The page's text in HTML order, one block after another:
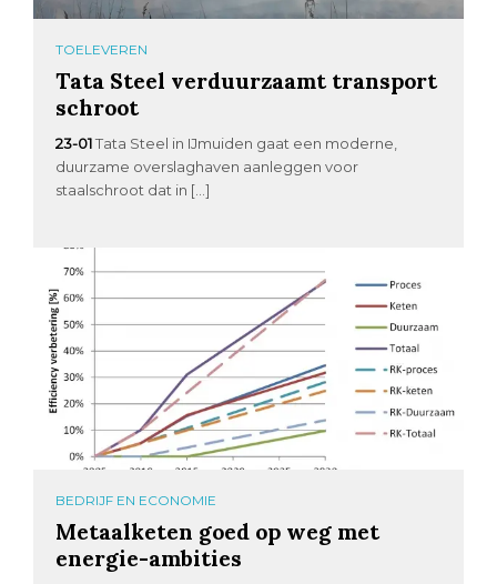
TOELEVEREN
Tata Steel verduurzaamt transport
schroot
23-01 Tata Steel in IJmuiden gaat een moderne,
duurzame overslaghaven aanleggen voor
staalschroot dat in […]
BEDRIJF EN ECONOMIE
Metaalketen goed op weg met
energie-ambities